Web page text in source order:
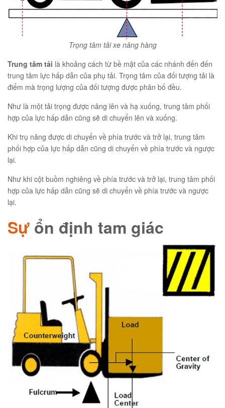
Trọng tâm tải xe nâng hàng
Trung tâm tải là khoảng cách từ bề mặt của các nhánh đến đến
trung tâm lực hấp dẫn của phụ tải. Trọng tâm của đối tượng tải là
điểm mà trọng lượng của đối tượng được phân bố đều.
Như là một tải trọng được nâng lên và hạ xuống, trung tâm phối
hợp của lực hấp dẫn cũng sẽ di chuyển lên và xuống.
Khi trụ nâng được di chuyển về phía trước và trở lại, trung tâm
phối hợp của lực hấp dẫn cũng di chuyển về phía trước và ngược
lại.
Như khi cột buồm nghiêng về phía trước và trở lại, trung tâm phối
hợp của lực hấp dẫn cũng sẽ di chuyển về phía trước và ngược
lại.
Sự ổn định tam giác